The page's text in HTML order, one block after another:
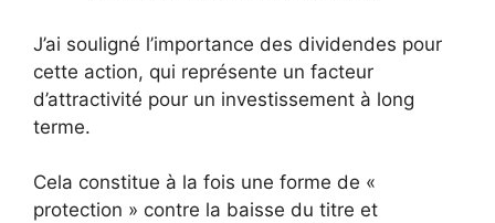
J’ai souligné l’importance des dividendes pour
cette action, qui représente un facteur
d’attractivité pour un investissement à long
terme.
Cela constitue à la fois une forme de «
protection » contre la baisse du titre et